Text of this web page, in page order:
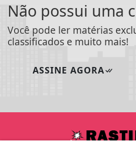
Não possui uma
Você pode ler matérias
classificados e muito mais!
ASSINE AGORA